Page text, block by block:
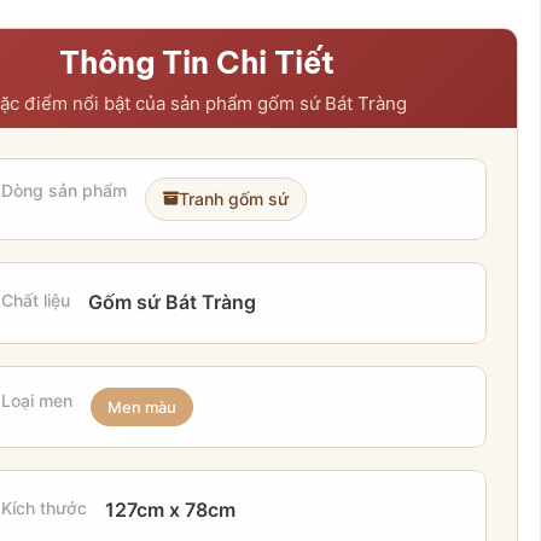
Thông Tin Chi Tiết
điểm nổi bật của sản phẩm gốm sứ Bát Tràng
Dòng sản phẩm Tranh gốm sứ
Chất liệu Gốm sứ Bát Tràng
Loại men Men màu
Kích thước 127cm x 78cm